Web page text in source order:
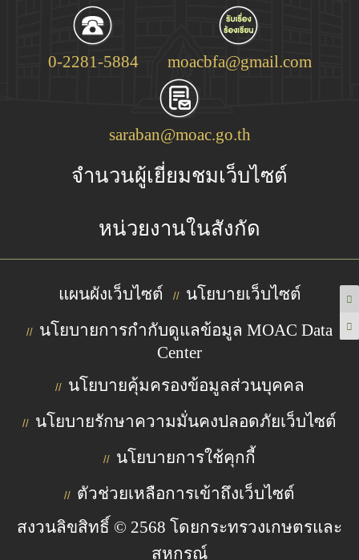
0-2281-5884 moacbfa@gmail.com
saraban@moac.go.th
จำนวนผู้เยี่ยมชมเว็บไซต์
หน่วยงานในสังกัด
แผนผังเว็บไซต์ // นโยบายเว็บไซต์
// นโยบายการกำกับดูแลข้อมูล MOAC Data
Center
// นโยบายคุ้มครองข้อมูลส่วนบุคคล
// นโยบายรักษาความมั่นคงปลอดภัยเว็บไซต์
// นโยบายการใช้คุกกี้
// ตัวช่วยเหลือการเข้าถึงเว็บไซต์
สงวนลิขสิทธิ์ © 2568 โดยกระทรวงเกษตรและ
สหกรณ์